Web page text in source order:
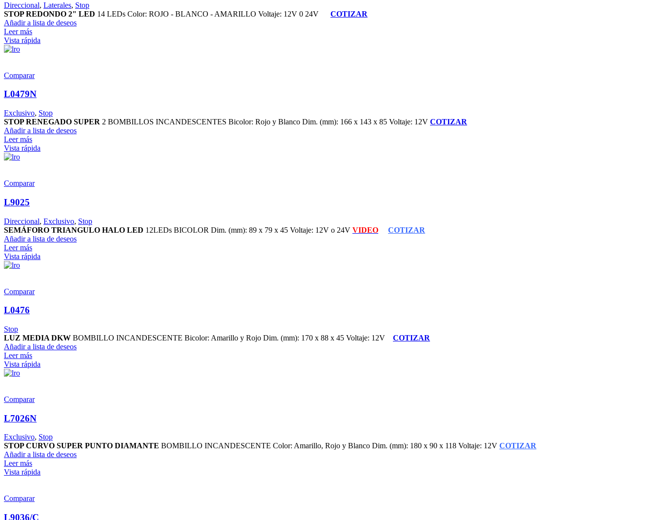
Direccional, Laterales, Stop
STOP REDONDO 2" LED 14 LEDs Color: ROJO - BLANCO - AMARILLO Voltaje: 12V 0 24V COTIZAR
Añadir a lista de deseos
Leer más
Vista rápida
Comparar
L0479N
Exclusivo, Stop
STOP RENEGADO SUPER 2 BOMBILLOS INCANDESCENTES Bicolor: Rojo y Blanco Dim. (mm): 166 x 143 x 85 Voltaje: 12V COTIZAR
Añadir a lista de deseos
Leer más
Vista rápida
Comparar
L9025
Direccional, Exclusivo, Stop
SEMÁFORO TRIANGULO HALO LED 12LEDs BICOLOR Dim. (mm): 89 x 79 x 45 Voltaje: 12V o 24V VIDEO
COTIZAR
Añadir a lista de deseos
Leer más
Vista rápida
Comparar
L0476
Stop
LUZ MEDIA DKW BOMBILLO INCANDESCENTE Bicolor: Amarillo y Rojo Dim. (mm): 170 x 88 x 45 Voltaje: 12V COTIZAR
Añadir a lista de deseos
Leer más
Vista rápida
Comparar
L7026N
Exclusivo, Stop
STOP CURVO SUPER PUNTO DIAMANTE BOMBILLO INCANDESCENTE Color: Amarillo, Rojo y Blanco Dim. (mm): 180 x 90 x 118 Voltaje: 12V COTIZAR
Añadir a lista de deseos
Leer más
Vista rápida
Comparar
L9036/C